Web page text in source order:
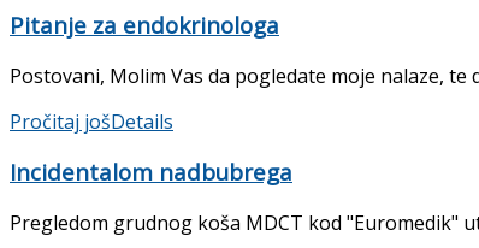
Pitanje za endokrinologa
Postovani, Molim Vas da pogledate moje nalaze,
Pročitaj jošDetails
Incidentalom nadbubrega
Pregledom grudnog koša MDCT kod "Euromedik"